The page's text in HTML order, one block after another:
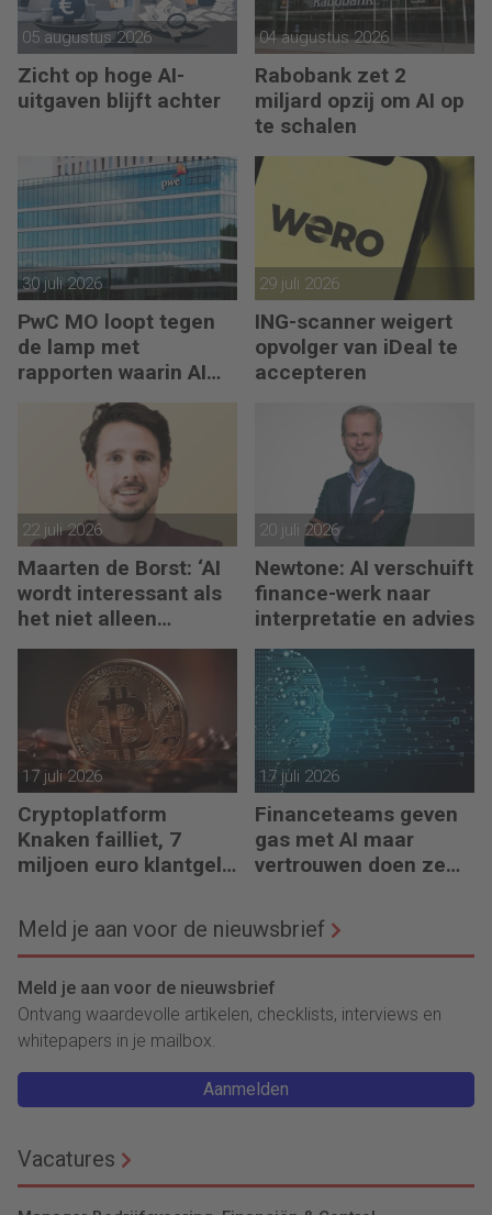
05 augustus 2026
Zicht op hoge AI-
uitgaven blijft achter
04 augustus 2026
Rabobank zet 2
miljard opzij om AI op
te schalen
30 juli 2026
PwC MO loopt tegen
de lamp met
rapporten waarin AI
erop los liegt
29 juli 2026
ING-scanner weigert
opvolger van iDeal te
accepteren
22 juli 2026
Maarten de Borst: ‘AI
wordt interessant als
het niet alleen
meedenkt, maar ook
20 juli 2026
Newtone: AI verschuift
finance-werk naar
interpretatie en advies
17 juli 2026
Cryptoplatform
Knaken failliet, 7
miljoen euro klantgeld
17 juli 2026
Financeteams geven
gas met AI maar
vertrouwen doen ze
Meld je aan voor de nieuwsbrief
Meld je aan voor de nieuwsbrief
Ontvang waardevolle artikelen, checklists, interviews en
whitepapers in je mailbox.
Aanmelden
Vacatures